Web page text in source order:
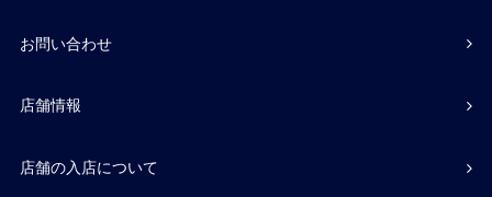
お問い合わせ
店舗情報
店舗の入店について